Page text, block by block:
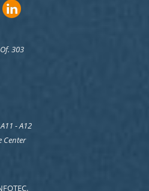
303
- A12
Center